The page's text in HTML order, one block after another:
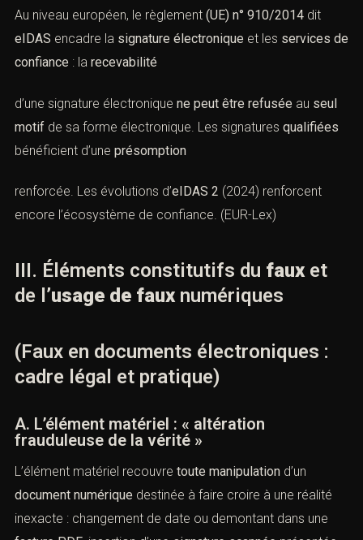
comme l’ usage
d’un procédé fiable d’identification
lorsque les conditions réglementairessont réunies.
(Légifrance
eIDASencadre lasignature électroniqueet lesservices
de confiance: larecevabilité
seul motifde sa forme électronique. Les signatures
qualifiéesbénéficient d’uneprésomption
renforcée. Les évolutions d’ eIDAS 2
(2024) renforcent
encore l’écosystème de confiance. (
III. Éléments constitutifs du
de l’usage de fauxnumériques
(Faux en documents électroniques :
cadre légal et pratique)